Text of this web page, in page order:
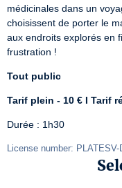
médicinales dans un
choisissent de porter le
aux endroits explorés en
frustration !
Tout public
Tarif plein - 10 € I Tarif
Durée : 1h30
License number: PLATESV-